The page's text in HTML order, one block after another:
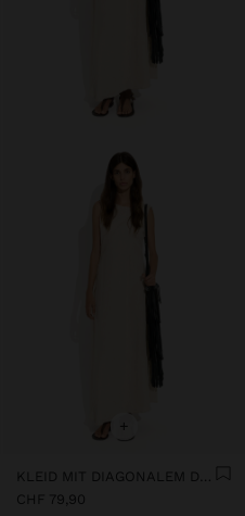
+
KLEID MIT DIAGONALEM DETAIL AUS 100% LEINEN
CHF 79,90